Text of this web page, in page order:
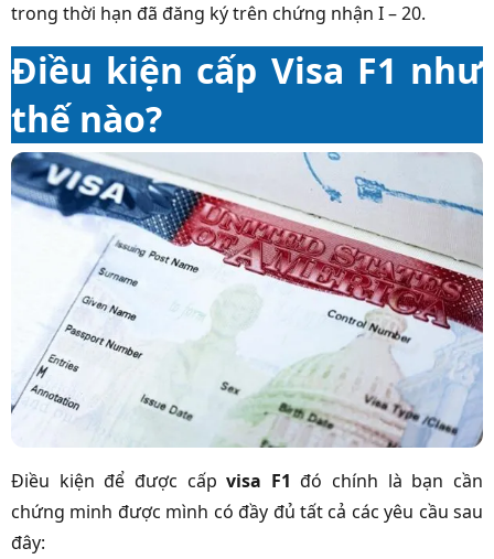
trong thời hạn đã đăng ký trên chứng nhận I – 20.
Điều kiện cấp Visa F1 như
thế nào?
Điều kiện để được cấpvisa F1 đó chính là bạn cần
chứng minh được mình có đầy đủ tất cả các yêu cầu sau
đây: